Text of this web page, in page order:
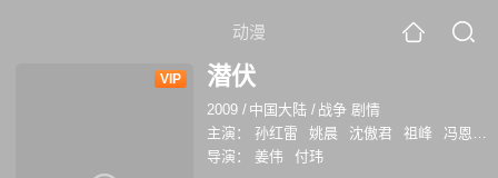
动漫
VIP 潜伏
2009 / 中国大陆 / 战争 剧情
主演：
孙红雷 姚晨 沈傲君 祖峰 冯恩鹤
导演：
姜伟 付玮